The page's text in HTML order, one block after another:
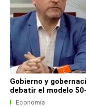
Gobierno y
debatir el modelo
Economía